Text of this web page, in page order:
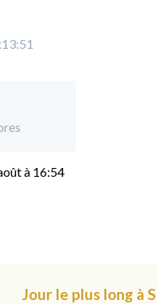
à 16:54
Jour le plus long à